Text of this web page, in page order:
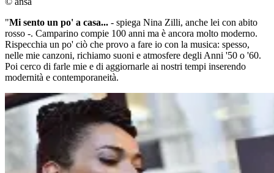
"Mi sento un po' a casa... - spiega Nina Zilli, anche lei con abito
rosso -. Camparino compie 100 anni ma è ancora molto moderno.
Rispecchia un po' ciò che provo a fare io con la musica: spesso,
nelle mie canzoni, richiamo suoni e atmosfere degli Anni '50 o '60.
Poi cerco di farle mie e di aggiornarle ai nostri tempi inserendo
modernità e contemporaneità.